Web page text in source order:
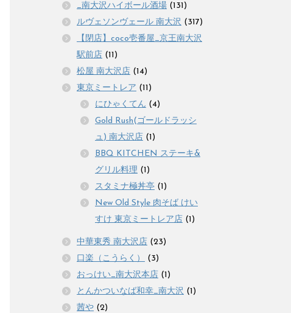
_南大沢ハイボール酒場 (131)
ルヴェソンヴェール 南大沢 (317)
【閉店】coco壱番屋_京王南大沢
駅前店 (11)
松屋 南大沢店 (14)
東京ミートレア (11)
にひゃくてん (4)
Gold Rush(ゴールドラッシ
ュ) 南大沢店 (1)
BBQ KITCHEN ステーキ&
グリル料理 (1)
スタミナ極丼亭 (1)
New Old Style 肉そば けい
すけ 東京ミートレア店 (1)
中華東秀 南大沢店 (23)
口楽（こうらく）
(3)
おっけい_南大沢本店 (1)
とんかついなば和幸_南大沢 (1)
茜や (2)